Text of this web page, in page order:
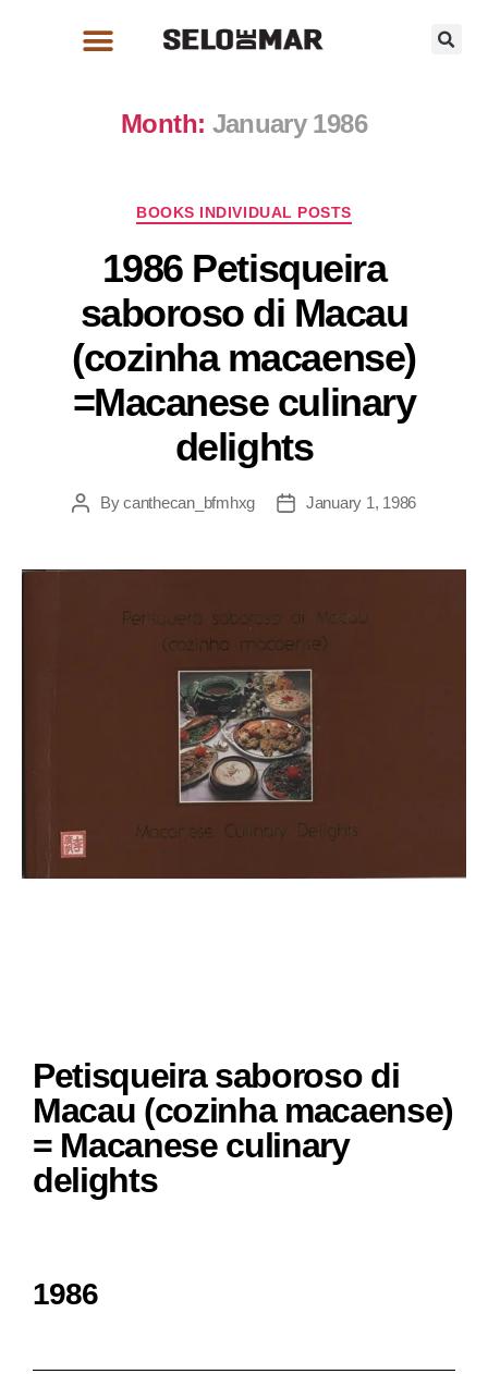
Month: January 1986
BOOKS INDIVIDUAL POSTS
1986 Petisqueira
saboroso di Macau
(cozinha macaense)
=Macanese culinary
delights
Bycanthecan_bfmhxg January 1, 1986
Petisqueira saboroso di
Macau (cozinha macaense)
= Macanese culinary
delights
1986